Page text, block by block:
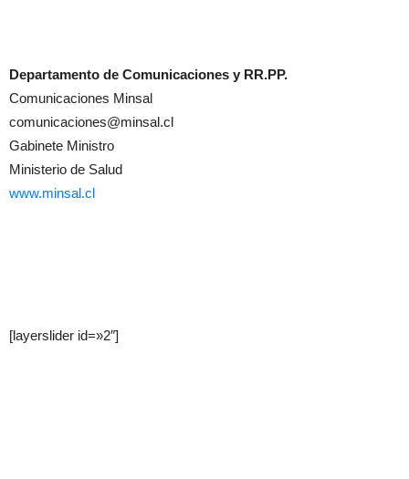
Departamento de Comunicaciones y RR.PP.
Comunicaciones Minsal
comunicaciones@minsal.cl
Gabinete Ministro
Ministerio de Salud
www.minsal.cl
[layerslider id=»2″]